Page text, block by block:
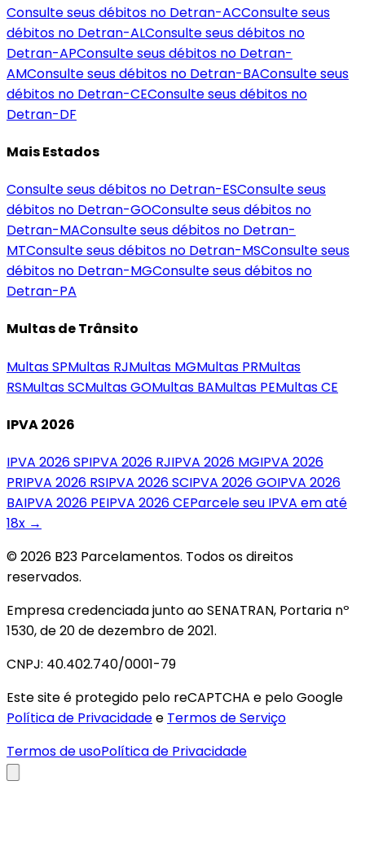
Consulte seus débitos no Detran-ACConsulte seus
débitos no Detran-ALConsulte seus débitos no
Detran-APConsulte seus débitos no Detran-
AMConsulte seus débitos no Detran-BAConsulte seus
débitos no Detran-CEConsulte seus débitos no
Detran-DF
Mais Estados
Consulte seus débitos no Detran-ESConsulte seus
débitos no Detran-GOConsulte seus débitos no
Detran-MAConsulte seus débitos no Detran-
MTConsulte seus débitos no Detran-MSConsulte seus
débitos no Detran-MGConsulte seus débitos no
Detran-PA
Multas de Trânsito
MultasSPMultas RJMultas MGMultas PRMultas
RSMultasSCMultasGOMultas BAMultas PEMultasCE
IPVA 2026
IPVA 2026SPIPVA 2026 RJIPVA 2026 MGIPVA 2026
PRIPVA 2026 RSIPVA 2026SCIPVA 2026GOIPVA 2026
BAIPVA 2026 PEIPVA 2026CEParcele seu IPVA em até
18x →
© 2026 B23 Parcelamentos. Todos os direitos
reservados.
Empresa credenciada junto ao SENATRAN, Portaria nº
1530, de 20 de dezembro de 2021.
CNPJ: 40.402.740/0001-79
Este site é protegido pelo reCAPTCHA e pelo Google
Política de Privacidadee Termos de Serviço
Termos de usoPolítica de Privacidade